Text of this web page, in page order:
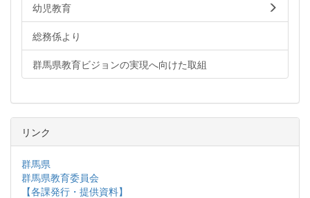
幼児教育
総務係より
群馬県教育ビジョンの実現へ向けた取組
リンク
群馬県
群馬県教育委員会
【各課発行・提供資料】